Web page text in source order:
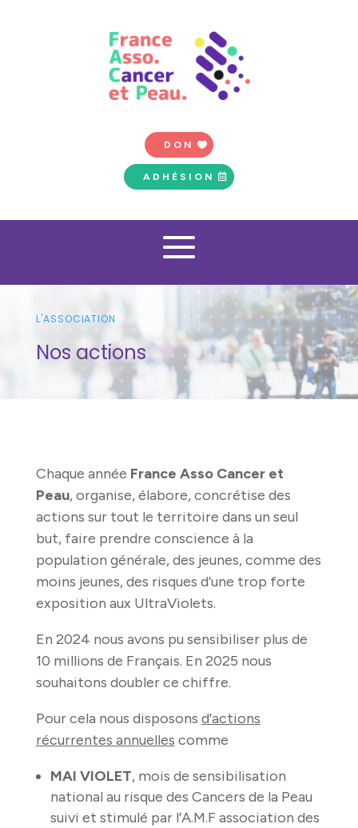
DON
ADHÉSION
L'ASSOCIATION
Nos actions
Chaque année France Asso Cancer et
Peau, organise, élabore, concrétise des
actions sur tout le territoire dans un seul
but, faire prendre conscience à la
population générale, des jeunes, comme des
moins jeunes, des risques d’une trop forte
exposition aux UltraViolets.
En 2024 nous avons pu sensibiliser plus de
10 millions de Français. En 2025 nous
souhaitons doubler ce chiffre.
Pour cela nous disposons d’actions
récurrentes annuelles comme
MAI VIOLET, mois de sensibilisation
national au risque des Cancers de la Peau
suivi et stimulé par l’A.M.F association des